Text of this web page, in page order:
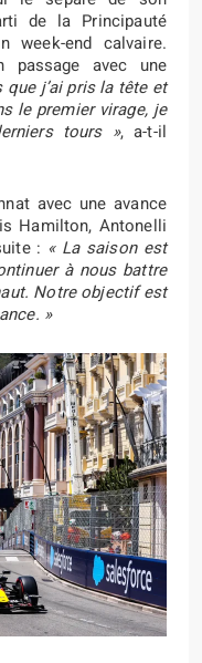
de la Principauté
week-end calvaire.
passage avec une
que j’ai pris la tête et
le premier virage, je
tours », a-t-il
avec une avance
Hamilton, Antonelli
: « La saison est
à nous battre
Notre objectif est
»